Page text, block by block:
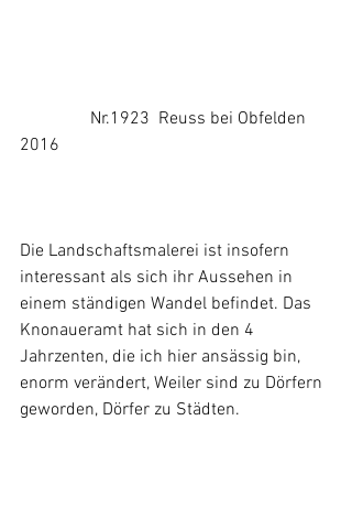
2016
Die Landschaftsmalerei ist insofern
interessant als sich ihr Aussehen in
einem ständigen Wandel befindet. Das
Knonaueramt hat sich in den 4
Jahrzenten, die ich hier ansässig bin,
enorm verändert, Weiler sind zu Dörfern
geworden, Dörfer zu Städten.